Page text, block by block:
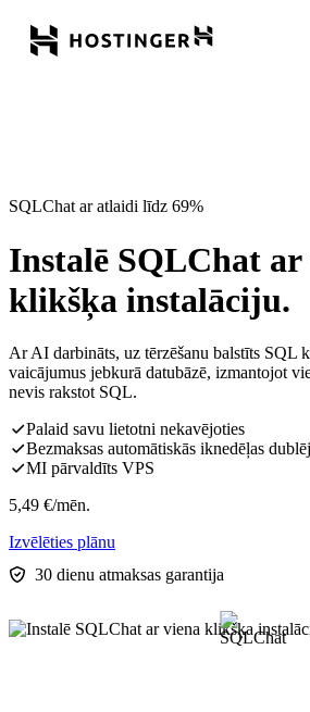
SQLChat ar atlaidi līdz 69%
Instalē SQLChat ar
klikšķa instalāciju.
Ar AI darbināts, uz tērzēšanu balstīts SQL
vaicājumus jebkurā datubāzē, izmantojot
nevis rakstot SQL.
Palaid savu lietotni nekavējoties
Bezmaksas automātiskās iknedēļas
MI pārvaldīts VPS
5,49 €/mēn.
Izvēlēties plānu
30 dienu atmaksas garantija